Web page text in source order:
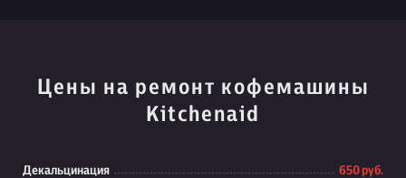
Цены на ремонт кофемашины
Kitchenaid
Декальцинация 650 руб.